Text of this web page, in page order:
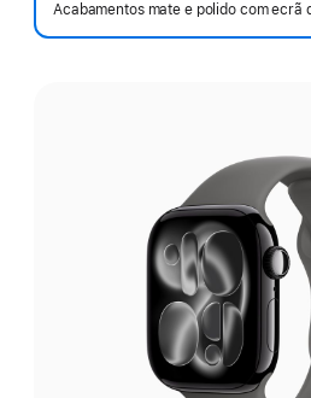
Acabamentos mate e polido com ecrã